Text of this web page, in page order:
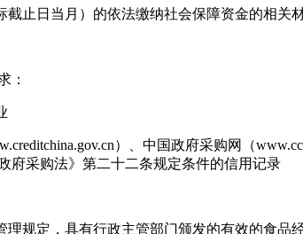
截止日当月）的依法缴纳社会保障资金的相关
：
）、中国政府采购网（
府采购法》第二十二条规定条件的信用记录
规定，具有行政主管部门颁发的有效的食品